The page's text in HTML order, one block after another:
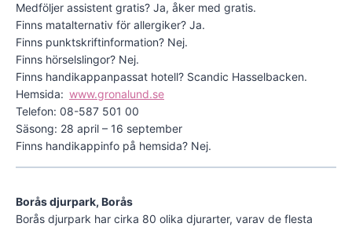
Medföljer assistent gratis? Ja, åker med gratis.
Finns matalternativ för allergiker? Ja.
Finns punktskriftinformation? Nej.
Finns hörselslingor? Nej.
Finns handikappanpassat hotell? Scandic Hasselbacken.
Hemsida: www.gronalund.se
Telefon: 08-587 501 00
Säsong: 28 april – 16 september
Finns handikappinfo på hemsida? Nej.
Borås djurpark, Borås
Borås djurpark har cirka 80 olika djurarter, varav de flesta